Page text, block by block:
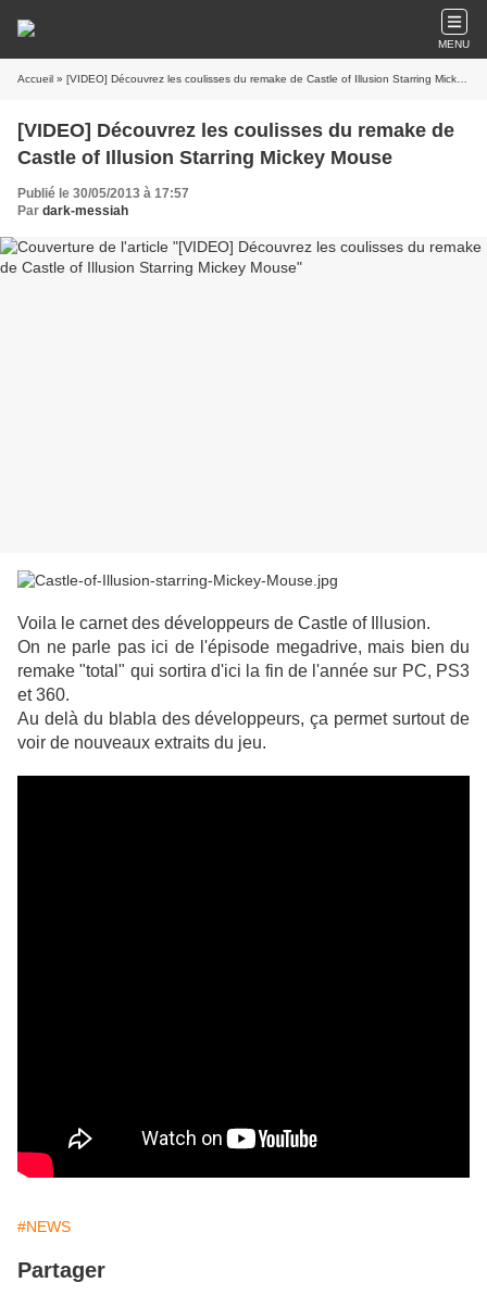
MENU
Accueil » [VIDEO] Découvrez les coulisses du remake de Castle of Illusion Starring Mickey Mouse
[VIDEO] Découvrez les coulisses du remake de
Castle of Illusion Starring Mickey Mouse
Publié le 30/05/2013 à 17:57
Par dark-messiah
Voila le carnet des développeurs de Castle of Illusion.
On ne parle pas ici de l'épisode megadrive, mais bien du
remake "total" qui sortira d'ici la fin de l'année sur PC, PS3
et 360.
Au delà du blabla des développeurs, ça permet surtout de
voir de nouveaux extraits du jeu.
#NEWS
Partager